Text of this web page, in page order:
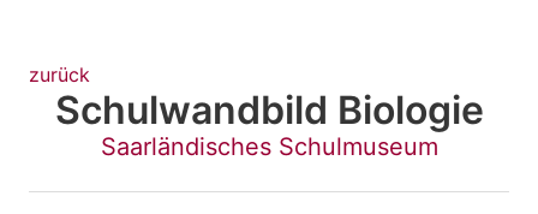
zurück
Schulwandbild Biologie
Saarländisches Schulmuseum